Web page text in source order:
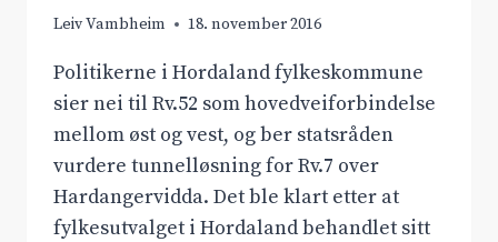
Leiv Vambheim 18. november 2016
Politikerne i Hordaland fylkeskommune
sier nei til Rv.52 som hovedveiforbindelse
mellom øst og vest, og ber statsråden
vurdere tunnelløsning for Rv.7 over
Hardangervidda. Det ble klart etter at
fylkesutvalget i Hordaland behandlet sitt